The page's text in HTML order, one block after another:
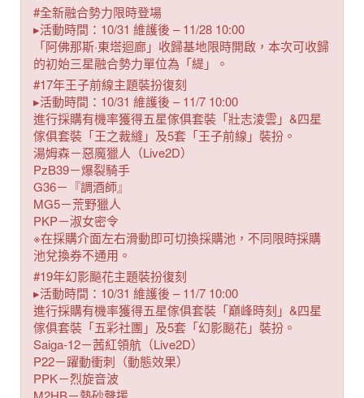
#全新融合勢力限時登場
▸活動時間：10/31 維護後 – 11/28 10:00
「阿佛那斯·東塔迴廊」收歸基地限時開啟，本次可收歸
的初始三星融合勢力單位為「緹」。
#17年王子前線主題裝扮復刻
▸活動時間：10/31 維護後 – 11/7 10:00
進行採購有機率獲得五星傢俱套裝「壯志淩雲」&四星
傢俱套裝「王之裁縫」及5套「王子前線」裝扮。
湯姆森－惡魔獵人（Live2D）
PzB39－爆裂騎手
G36－『調酒師』
MG5－荒野獵人
PKP－淑女密令
※在採購介面左右滑動即可切換採購池，不同限時採購
池兌換券不通用。
#19年幻影飈花主題裝扮復刻
▸活動時間：10/31 維護後 – 11/7 10:00
進行採購有機率獲得五星傢俱套裝「巔峰時刻」&四星
傢俱套裝「五彩社團」及5套「幻影飈花」裝扮。
Saiga-12－茜紅領航（Live2D）
P22－躍動衝刺（動態效果）
PPK－烈旋音波